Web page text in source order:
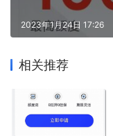
2023年1月24日 17:26
相关推荐